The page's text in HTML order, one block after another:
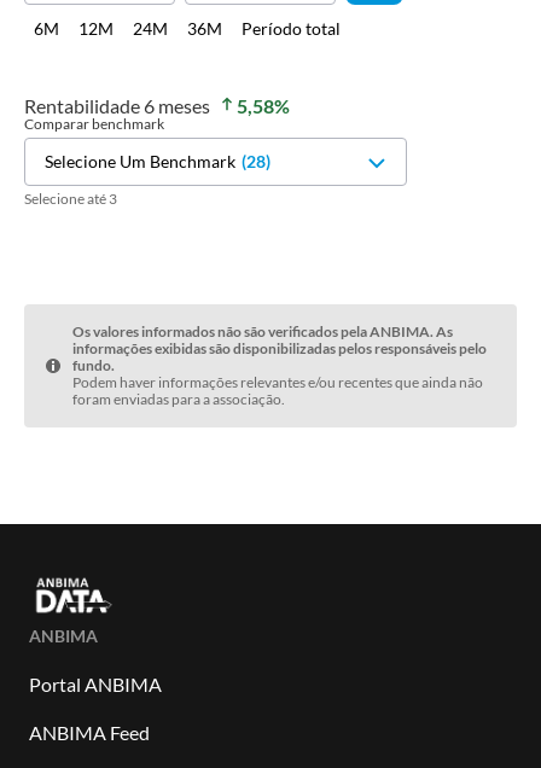
6M 12M 24M 36M Período total
Rentabilidade 6 meses 5,58%
Comparar benchmark
Selecione Um Benchmark (28)
Selecione até 3
Os valores informados não são verificados pela ANBIMA. As
informações exibidas são disponibilizadas pelos responsáveis pelo
fundo.
Podem haver informações relevantes e/ou recentes que ainda não
foram enviadas para a associação.
ANBIMA
Portal ANBIMA
ANBIMA Feed